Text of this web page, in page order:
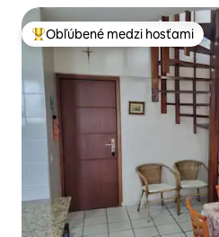
Najobľúbenejšie medzi hosťami
Obľúbené medzi hosťami